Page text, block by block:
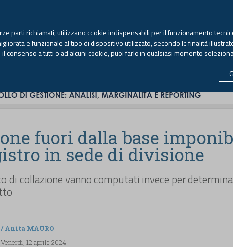
Sabato, 8 agosto 2026 -Aggiornato alle 6.00
fuori dalla base
in sede di divisione
di collazione vanno computati invece per
/ Anita MAURO
Venerdì, 12 aprile 2024
parti richiamati, utilizzano cookie indispensabili per il funzionamento
e funzionale al tipo di dispositivo utilizzato, secondo le finalità
consenso a tutti o ad alcuni cookie, puoi farlo in qualsiasi momento